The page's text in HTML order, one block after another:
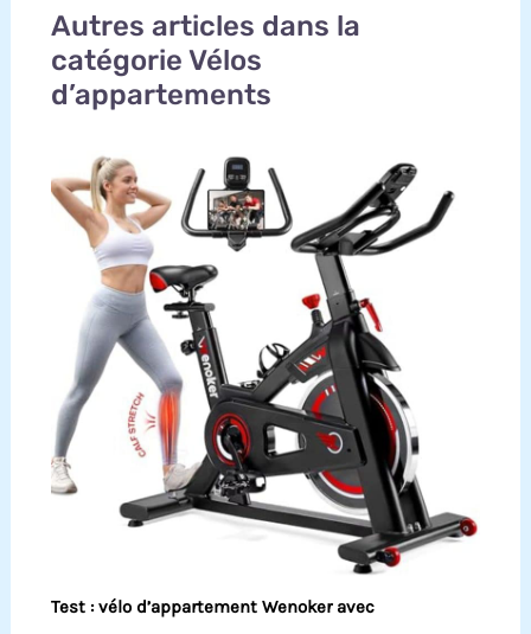
Autres articles dans la
catégorie Vélos
d’appartements
Test : vélo d’appartement Wenoker avec